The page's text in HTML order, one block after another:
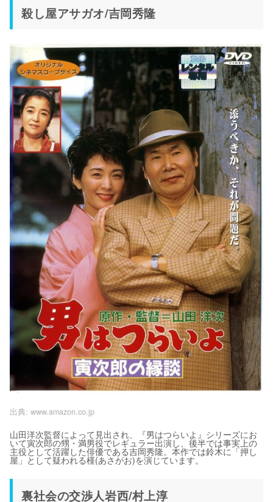
殺し屋アサガオ/吉岡秀隆
出典: www.amazon.co.jp
山田洋次監督によって見出され、『男はつらいよ』シリーズにお
いて寅次郎の甥・満男役でレギュラー出演し、後半では事実上の
主役として活躍した俳優である吉岡秀隆。本作では鈴木に「押し
屋」として疑われる槿(あさがお)を演じています。
裏社会の交渉人岩西/村上淳